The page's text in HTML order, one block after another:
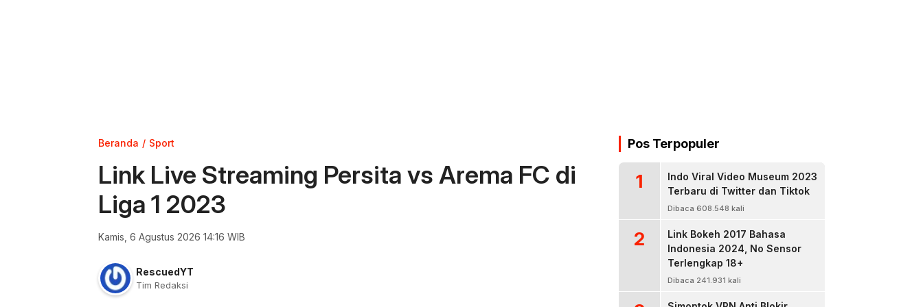
Beranda Sport
Link Live Streaming Persita vs Arema FC di
Liga 1 2023
Kamis, 6 Agustus 2026 14:16 WIB
RescuedYT
Tim Redaksi
Pos Terpopuler
1
Indo Viral Video Museum 2023
Terbaru di Twitter dan Tiktok
Dibaca 608.548 kali
2
Link Bokeh 2017 Bahasa
Indonesia 2024, No Sensor
Terlengkap 18+
Dibaca 241.931 kali